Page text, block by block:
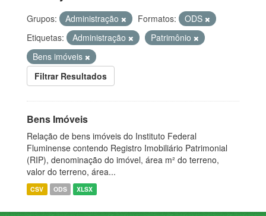
Grupos: Administração Formatos:
ODS
Etiquetas:
Administração
Patrimônio
Bens imóveis
Filtrar Resultados
Bens Imóveis
Relação de bens imóveis do Instituto Federal
Fluminense contendo Registro Imobiliário Patrimonial
(RIP), denominação do imóvel, área m² do terreno,
valor do terreno, área...
CSV ODS XLSX